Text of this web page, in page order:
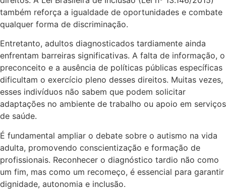
também reforça a igualdade de oportunidades e combate
qualquer forma de discriminação.
Entretanto, adultos diagnosticados tardiamente ainda
enfrentam barreiras significativas. A falta de informação, o
preconceito e a ausência de políticas públicas específicas
dificultam o exercício pleno desses direitos. Muitas vezes,
esses indivíduos não sabem que podem solicitar
adaptações no ambiente de trabalho ou apoio em serviços
de saúde.
É fundamental ampliar o debate sobre o autismo na vida
adulta, promovendo conscientização e formação de
profissionais. Reconhecer o diagnóstico tardio não como
um fim, mas como um recomeço, é essencial para garantir
dignidade, autonomia e inclusão.